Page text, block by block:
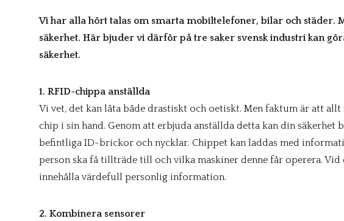
Vi har alla hört talas om smarta mobiltelefoner, bilar och städer.
säkerhet. Här bjuder vi därför på tre saker svensk industri kan
säkerhet.
1. RFID-chippa anställda
Vi vet, det kan låta både drastiskt och oetiskt. Men faktum är att allt
chip i sin hand. Genom att erbjuda anställda detta kan din säkerhet
befintliga ID-brickor och nycklar. Chippet kan laddas med
person ska få tillträde till och vilka maskiner denne får operera. Vid
innehålla värdefull personlig information.
2. Kombinera sensorer